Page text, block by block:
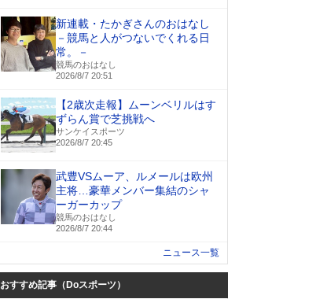
新連載・たかぎさんのおはなし
－競馬と人がつないでくれる日
常。－
競馬のおはなし
2026/8/7 20:51
【2歳次走報】ムーンベリルはす
ずらん賞で芝挑戦へ
サンケイスポーツ
2026/8/7 20:45
武豊VSムーア、ルメールは欧州
主将…豪華メンバー集結のシャ
ーガーカップ
競馬のおはなし
2026/8/7 20:44
ニュース一覧
おすすめ記事（Doスポーツ）